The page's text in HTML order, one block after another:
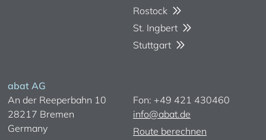
Rostock
St. Ingbert
Stuttgart
abat AG
An der Reeperbahn 10
28217 Bremen
Germany
Fon: +49 421 430460
info@abat.de
Route berechnen